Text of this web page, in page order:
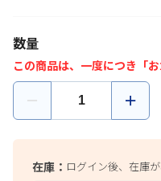
数量
この商品は、一度につき「
在庫： ログイン後、在庫